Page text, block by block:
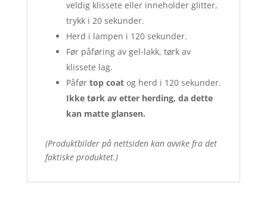
veldig klissete eller inneholder glitter,
trykk i 20 sekunder.
Herd i lampen i 120 sekunder.
Før påføring av gel-lakk, tørk av
klissete lag.
Påfør top coatog herd i 120 sekunder.
Ikke tørk av etter herding, da dette
kan matte glansen.
(Produktbilder på nettsiden kan avvike fra det
faktiske produktet.)